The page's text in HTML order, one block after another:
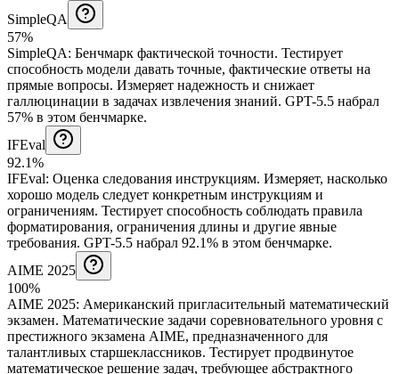
SimpleQA
57%
SimpleQA: Бенчмарк фактической точности. Тестирует
способность модели давать точные, фактические ответы на
прямые вопросы. Измеряет надежность и снижает
галлюцинации в задачах извлечения знаний. GPT-5.5 набрал
57% в этом бенчмарке.
IFEval
92.1%
IFEval: Оценка следования инструкциям. Измеряет, насколько
хорошо модель следует конкретным инструкциям и
ограничениям. Тестирует способность соблюдать правила
форматирования, ограничения длины и другие явные
требования. GPT-5.5 набрал 92.1% в этом бенчмарке.
AIME 2025
100%
AIME 2025: Американский пригласительный математический
экзамен. Математические задачи соревновательного уровня с
престижного экзамена AIME, предназначенного для
талантливых старшеклассников. Тестирует продвинутое
математическое решение задач, требующее абстрактного